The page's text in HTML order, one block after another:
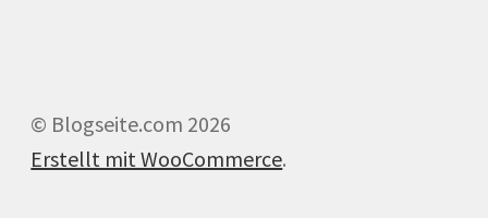
© Blogseite.com 2026
Erstellt mit WooCommerce.